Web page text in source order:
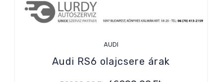
AUDI
Audi RS6 olajcsere árak